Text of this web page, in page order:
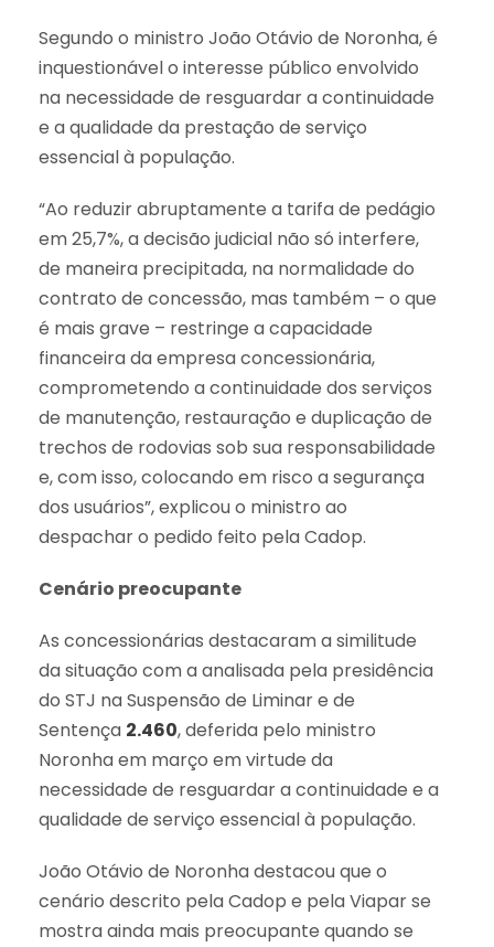
Segundo o ministro João Otávio de Noronha, é
inquestionável o interesse público envolvido
na necessidade de resguardar a continuidade
e a qualidade da prestação de serviço
essencial à população.
“Ao reduzir abruptamente a tarifa de pedágio
em 25,7%, a decisão judicial não só interfere,
de maneira precipitada, na normalidade do
contrato de concessão, mas também – o que
é mais grave – restringe a capacidade
financeira da empresa concessionária,
comprometendo a continuidade dos serviços
de manutenção, restauração e duplicação de
trechos de rodovias sob sua responsabilidade
e, com isso, colocando em risco a segurança
dos usuários”, explicou o ministro ao
despachar o pedido feito pela Cadop.
Cenário preocupante
As concessionárias destacaram a similitude
da situação com a analisada pela presidência
do STJ na Suspensão de Liminar e de
Sentença 2.460, deferida pelo ministro
Noronha em março em virtude da
necessidade de resguardar a continuidade e a
qualidade de serviço essencial à população.
João Otávio de Noronha destacou que o
cenário descrito pela Cadop e pela Viapar se
mostra ainda mais preocupante quando se